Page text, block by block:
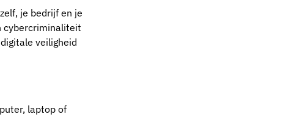
je bedrijf en je
cybercriminaliteit
veiligheid
laptop of